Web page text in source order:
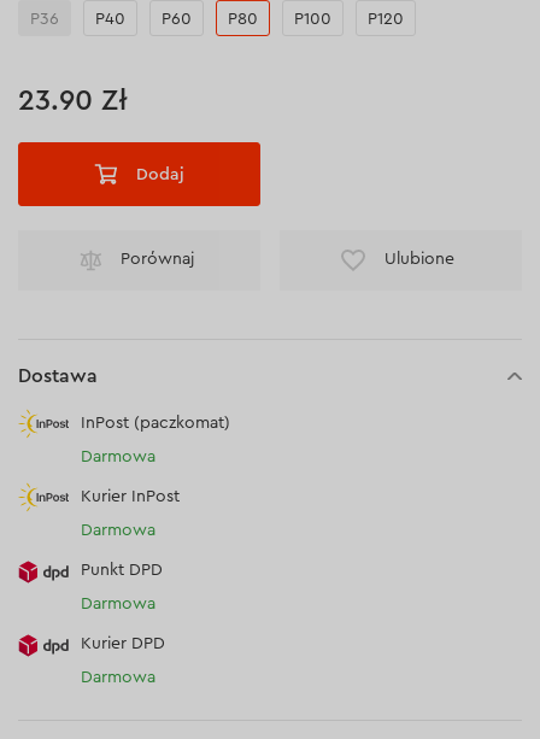
Р36 Р40 Р60 Р80 Р100 Р120
23.90 Zł
Dodaj
Porównaj Ulubione
Dostawa
InPost (paczkomat)
Darmowa
Kurier InPost
Darmowa
Punkt DPD
Darmowa
Kurier DPD
Darmowa